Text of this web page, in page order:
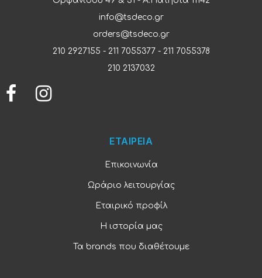
info@tsdeco.gr
orders@tsdeco.gr
210 2927155 - 211 7055377- 211 7055378
210 2137032
ΕΤΑΙΡΕΙΑ
Επικοινωνία
Ωράριο λειτουργίας
Εταιρικό προφίλ
Η ιστορία μας
Τα brands που διαθέτουμε